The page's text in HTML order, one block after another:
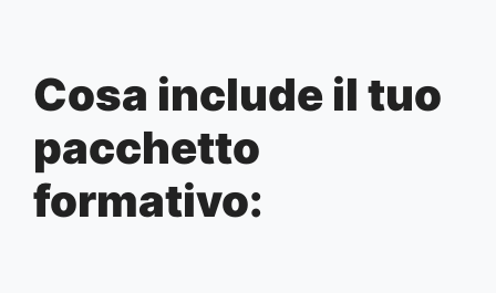
Cosa include il tuo
pacchetto
formativo: